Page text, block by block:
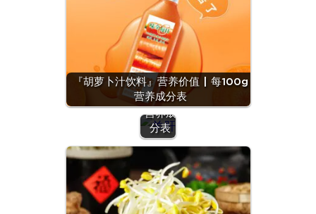
『胡萝卜汁饮料』营养价值 | 每100g
营养成分表
『羊
肝』营
养价值
| 每
100g
营养成
分表